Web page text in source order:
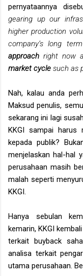
pernyataannya
gearing up our
higher production
company’s long
approach right now
market cycle such as
Nah, kalau anda
Maksud penulis,
sekarang ini lagi
KKGI sampai harus
kepada publik?
menjelaskan hal-hal
perusahaan masih
malah seperti
KKGI.
Hanya sebulan
kemarin, KKGI
terkait buyback
analisa terkait
utama perusahaan.